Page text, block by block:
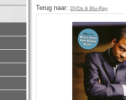
Terug naar: DVDs & Blu-Ray